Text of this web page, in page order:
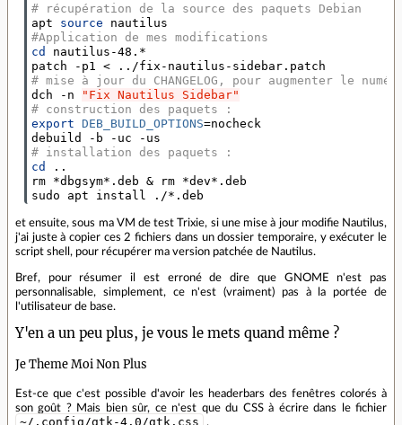
# récupération de la source des paquets Debian
apt source
#Application de mes modifications
cd
nautilus-48.*
# mise à jour du CHANGELOG, pour augmenter le
dch -n
"Fix Nautilus Sidebar"
# construction des paquets :
export DEB_BUILD_OPTIONS=nocheck
# installation des paquets :
cd
..
rm *dbgsym*.deb & rm *dev*.deb
sudo apt install ./*.deb
et ensuite, sous ma VM de test Trixie, si une mise à jour modifie Nautilus,
j'ai juste à copier ces 2 fichiers dans un dossier temporaire, y exécuter le
script shell, pour récupérer ma version patchée de Nautilus.
Bref, pour résumer il est erroné de dire que GNOME n'est pas
personnalisable, simplement, ce n'est (vraiment) pas à la portée de
l'utilisateur de base.
Y'en a un peu plus, je vous le mets quand même ?
Je Theme Moi Non Plus
Est-ce que c'est possible d'avoir les headerbars des fenêtres colorés à
son goût ? Mais bien sûr, ce n'est que du CSS à écrire dans le fichier
~/.config/gtk-4.0/gtk.css .